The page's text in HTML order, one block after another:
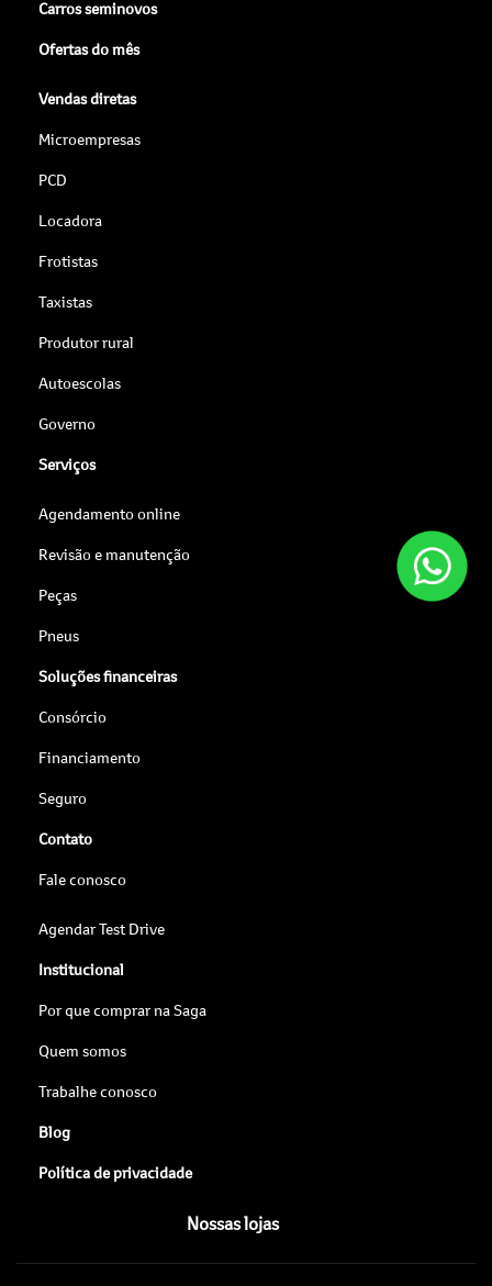
Carros seminovos
Ofertas do mês
Vendas diretas
Microempresas
PCD
Locadora
Frotistas
Taxistas
Produtor rural
Autoescolas
Governo
Serviços
Agendamento online
Revisão e manutenção
Peças
Pneus
Soluções financeiras
Consórcio
Financiamento
Seguro
Contato
Fale conosco
Agendar Test Drive
Institucional
Por que comprar na Saga
Quem somos
Trabalhe conosco
Blog
Política de privacidade
Nossas lojas